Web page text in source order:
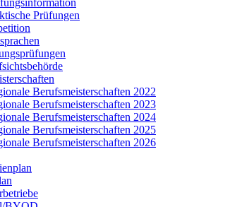
Prüfungen
Berufsmeisterschaften 2022
Berufsmeisterschaften 2023
Berufsmeisterschaften 2024
Berufsmeisterschaften 2025
Berufsmeisterschaften 2026